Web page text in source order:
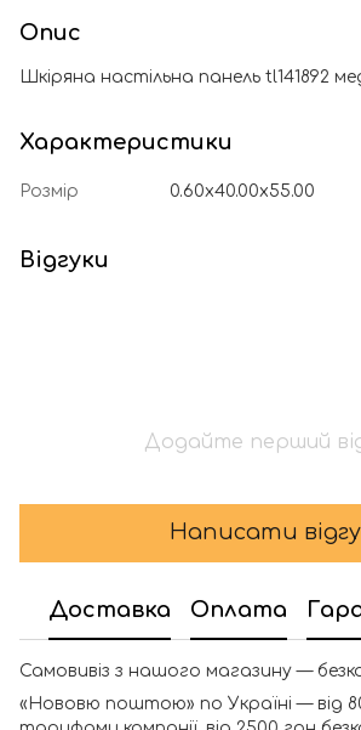
Опис
Шкіряна настільна панель tl141892
Характеристики
Розмір 0.60x40.00x55.00
Відгуки
Додайте перший
Написати
Доставка Оплата
Самовивіз з нашого магазину —
«Нововю поштою» по Україні — від